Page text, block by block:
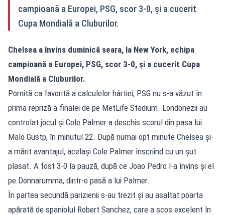
campioană a Europei, PSG, scor 3-0, şi a cucerit
Cupa Mondială a Cluburilor.
Chelsea a învins duminică seara, la New York, echipa
campioană a Europei, PSG, scor 3-0, şi a cucerit Cupa
Mondială a Cluburilor.
Pornită ca favorită a calculelor hârtiei, PSG nu s-a văzut în
prima repriză a finalei de pe MetLife Stadium. Londonezii au
controlat jocul şi Cole Palmer a deschis scorul din pasa lui
Malo Gustp, în minutul 22. După numai opt minute Chelsea şi-
a mărit avantajul, acelaşi Cole Palmer înscriind cu un şut
plasat. A fost 3-0 la pauză, după ce Joao Pedro l-a învins şi el
pe Donnarumma, dintr-o pasă a lui Palmer.
În partea secundă parizienii s-au trezit şi au asaltat poarta
apărată de spaniolul Robert Sanchez, care a scos excelent în